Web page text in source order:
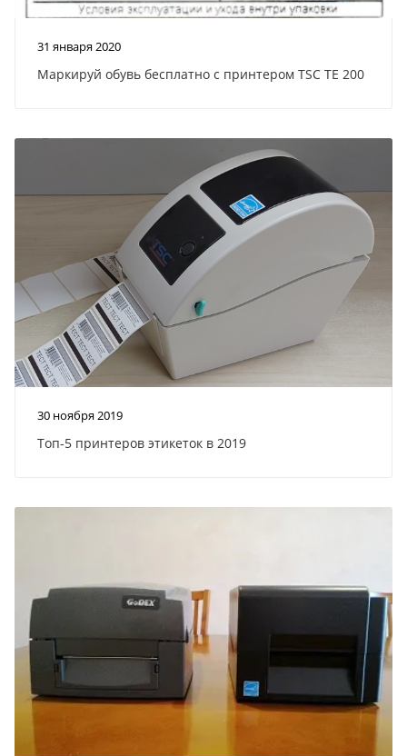
31 января 2020
Маркируй обувь бесплатно с принтером TSC TE 200
30 ноября 2019
Топ-5 принтеров этикеток в 2019